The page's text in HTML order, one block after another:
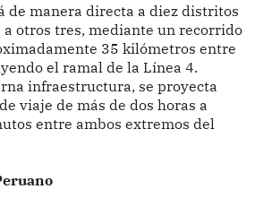
de manera directa a diez distritos
otros tres, mediante un recorrido
35 kilómetros entre
el ramal de la Línea 4.
infraestructura, se proyecta
viaje de más de dos horas a
entre ambos extremos del